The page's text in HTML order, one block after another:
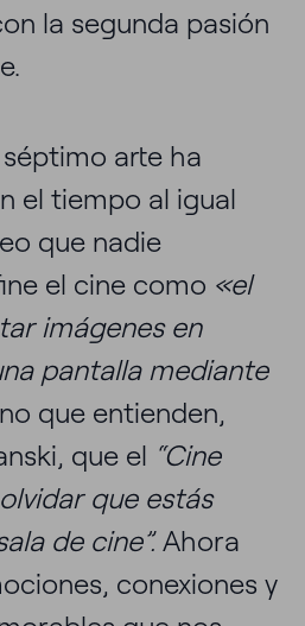
la segunda pasión
arte ha
el tiempo al igual
que nadie
el cine como «el
imágenes en
pantalla mediante
que entienden,
que el “Cine
que estás
de cine”.Ahora
conexiones y